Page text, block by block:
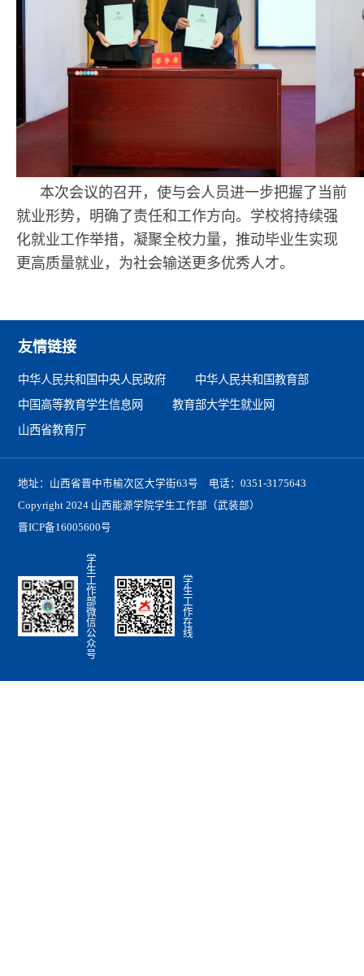
本次会议的召开，使与会人员进一步把握了当前
就业形势，明确了责任和工作方向。学校将持续强
化就业工作举措，凝聚全校力量，推动毕业生实现
更高质量就业，为社会输送更多优秀人才。
友情链接
中华人民共和国中央人民政府
中华人民共和国教育部
中国高等教育学生信息网
教育部大学生就业网
山西省教育厅
地址：山西省晋中市榆次区大学街63号 电话：0351-3175643
Copyright 2024 山西能源学院学生工作部（武装部）
晋ICP备16005600号
学生工作部微信公众号 学生工作在线